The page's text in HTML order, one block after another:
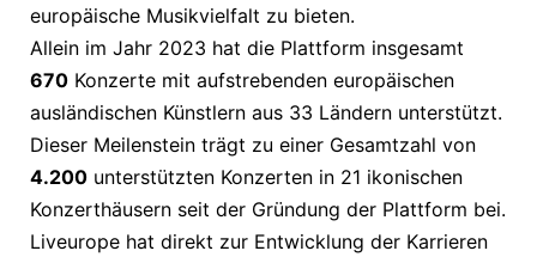
europäische Musikvielfalt zu bieten.
Allein im Jahr 2023 hat die Plattform insgesamt
670 Konzerte mit aufstrebenden europäischen
ausländischen Künstlern aus 33 Ländern unterstützt.
Dieser Meilenstein trägt zu einer Gesamtzahl von
4.200 unterstützten Konzerten in 21 ikonischen
Konzerthäusern seit der Gründung der Plattform bei.
Liveurope hat direkt zur Entwicklung der Karrieren